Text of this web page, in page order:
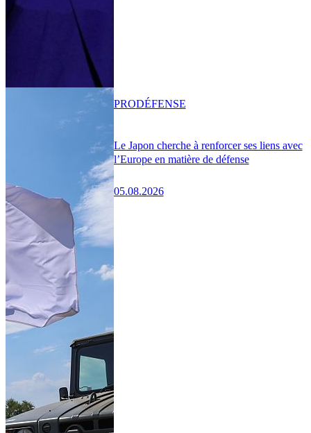
Le Japon cherche à renforcer ses liens avec
l’Europe en matière de défense
05.08.2026
PRODÉFENSE